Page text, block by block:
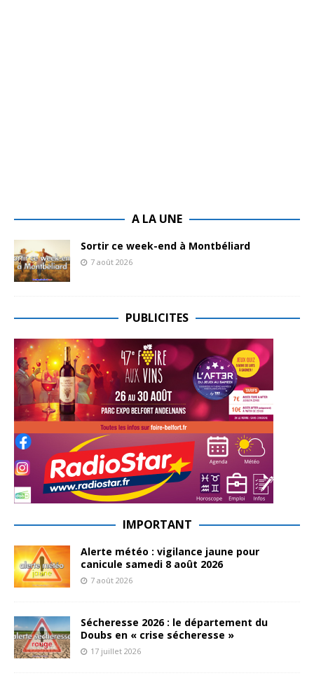
A LA UNE
Sortir ce week-end à Montbéliard
7 août 2026
PUBLICITES
IMPORTANT
Alerte météo : vigilance jaune pour
canicule samedi 8 août 2026
7 août 2026
Sécheresse 2026 : le département du
Doubs en « crise sécheresse »
17 juillet 2026